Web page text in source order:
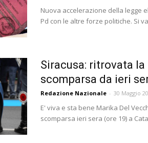
Nuova accelerazione della legge
Pd con le altre forze politiche. Si
Siracusa: ritrovata
scomparsa da ieri
Redazione Nazionale - 30 Maggio
E' viva e sta bene Marika Del
scomparsa ieri sera (ore 19) a